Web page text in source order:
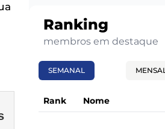
Ranking
membros em destaque
SEMANAL MENSAL
Rank Nome